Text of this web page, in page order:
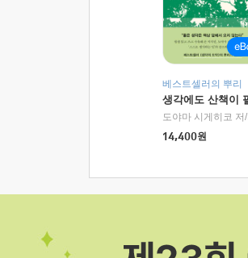
베스트셀러의 뿌리
생각에도 산책이
도야마 시게히코 저
14,400원